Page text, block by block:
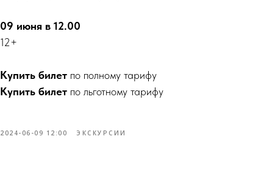
09 июня в 12.00
12+
Купить билет по полному тарифу
Купить билет по льготному тарифу
2024-06-09 12:00 ЭКСКУРСИИ